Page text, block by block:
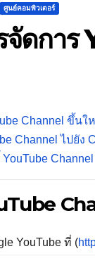
ศูนย์คอมพิวเตอร์
จัดกา
Channel ขึ้นใ
Channel ไปยัง
YouTube ที่ (